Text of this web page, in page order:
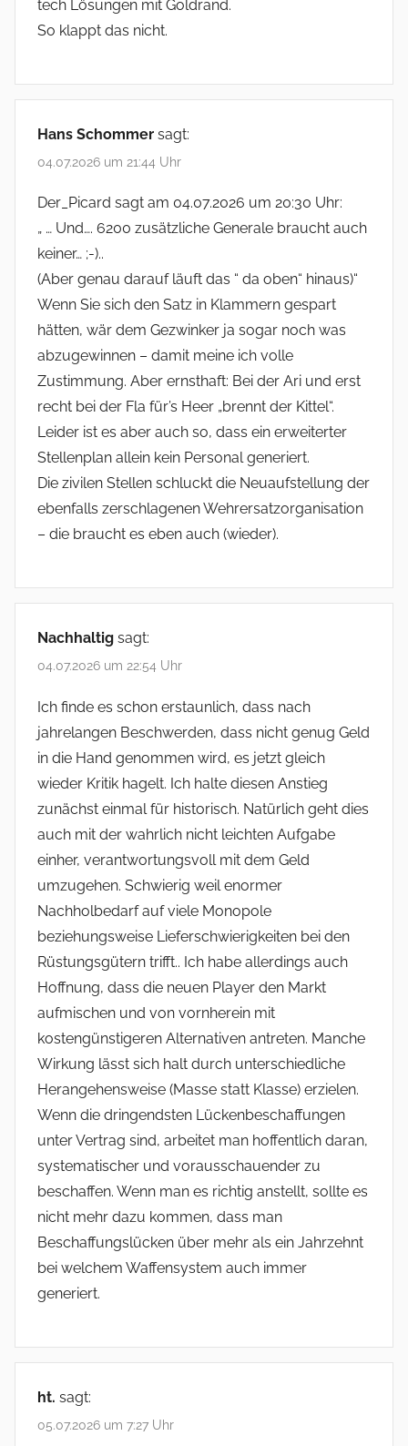
tech Lösungen mit Goldrand.
So klappt das nicht.
Hans Schommer sagt:
04.07.2026 um 21:44 Uhr
Der_Picard sagt am 04.07.2026 um 20:30 Uhr:
„ … Und…. 6200 zusätzliche Generale braucht auch
keiner… ;-)..
(Aber genau darauf läuft das “ da oben“ hinaus)“
Wenn Sie sich den Satz in Klammern gespart
hätten, wär dem Gezwinker ja sogar noch was
abzugewinnen – damit meine ich volle
Zustimmung. Aber ernsthaft: Bei der Ari und erst
recht bei der Fla für’s Heer „brennt der Kittel“.
Leider ist es aber auch so, dass ein erweiterter
Stellenplan allein kein Personal generiert.
Die zivilen Stellen schluckt die Neuaufstellung der
ebenfalls zerschlagenen Wehrersatzorganisation
– die braucht es eben auch (wieder).
Nachhaltig sagt:
04.07.2026 um 22:54 Uhr
Ich finde es schon erstaunlich, dass nach
jahrelangen Beschwerden, dass nicht genug Geld
in die Hand genommen wird, es jetzt gleich
wieder Kritik hagelt. Ich halte diesen Anstieg
zunächst einmal für historisch. Natürlich geht dies
auch mit der wahrlich nicht leichten Aufgabe
einher, verantwortungsvoll mit dem Geld
umzugehen. Schwierig weil enormer
Nachholbedarf auf viele Monopole
beziehungsweise Lieferschwierigkeiten bei den
Rüstungsgütern trifft.. Ich habe allerdings auch
Hoffnung, dass die neuen Player den Markt
aufmischen und von vornherein mit
kostengünstigeren Alternativen antreten. Manche
Wirkung lässt sich halt durch unterschiedliche
Herangehensweise (Masse statt Klasse) erzielen.
Wenn die dringendsten Lückenbeschaffungen
unter Vertrag sind, arbeitet man hoffentlich daran,
systematischer und vorausschauender zu
beschaffen. Wenn man es richtig anstellt, sollte es
nicht mehr dazu kommen, dass man
Beschaffungslücken über mehr als ein Jahrzehnt
bei welchem Waffensystem auch immer
generiert.
ht. sagt:
05.07.2026 um 7:27 Uhr